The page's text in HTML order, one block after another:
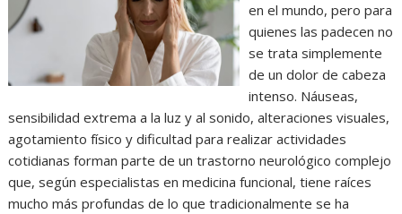
en el mundo, pero para
quienes las padecen no
se trata simplemente
de un dolor de cabeza
intenso. Náuseas,
sensibilidad extrema a la luz y al sonido, alteraciones visuales,
agotamiento físico y dificultad para realizar actividades
cotidianas forman parte de un trastorno neurológico complejo
que, según especialistas en medicina funcional, tiene raíces
mucho más profundas de lo que tradicionalmente se ha